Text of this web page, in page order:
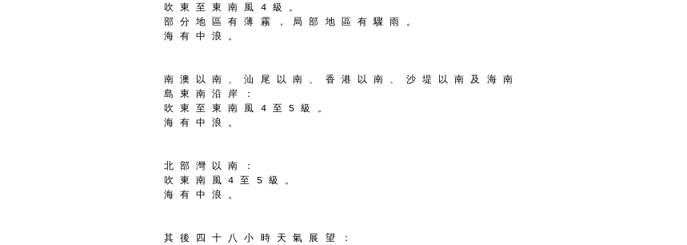
吹 東 至 東 南 風 4 級 。
部 分 地 區 有 薄 霧 ， 局 部 地 區 有 驟 雨 。
海 有 中 浪 。
南 澳 以 南 、 汕 尾 以 南 、 香 港 以 南 、 沙 堤 以 南 及 海 南
島 東 南 沿 岸 ：
吹 東 至 東 南 風 4 至 5 級 。
海 有 中 浪 。
北 部 灣 以 南 ：
吹 東 南 風 4 至 5 級 。
海 有 中 浪 。
其 後 四 十 八 小 時 天 氣 展 望 ：